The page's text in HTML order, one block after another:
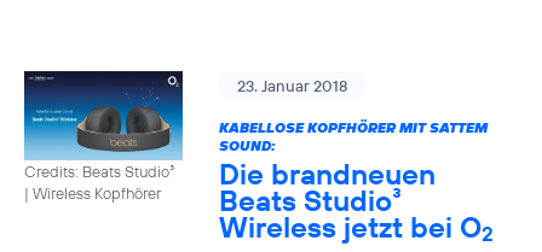
Credits: Beats Studio³
| Wireless Kopfhörer
23. Januar 2018
KABELLOSE KOPFHÖRER MIT SATTEM
SOUND:
Die brandneuen
Beats Studio³
Wireless jetzt bei O2